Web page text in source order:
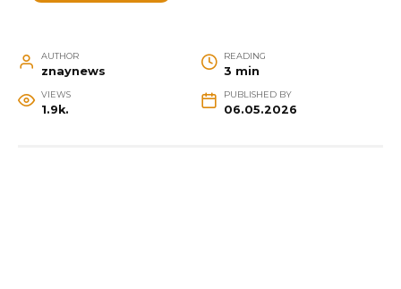
AUTHOR
znaynews
READING
3 min
VIEWS
1.9k.
PUBLISHED BY
06.05.2026